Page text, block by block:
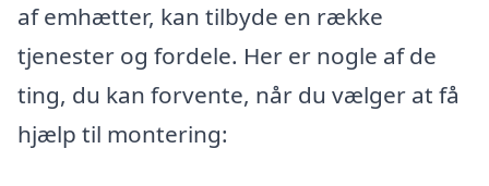
af emhætter, kan tilbyde en række
tjenester og fordele. Her er nogle af de
ting, du kan forvente, når du vælger at få
hjælp til montering: